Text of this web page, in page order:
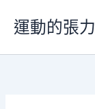
要
運動的張力